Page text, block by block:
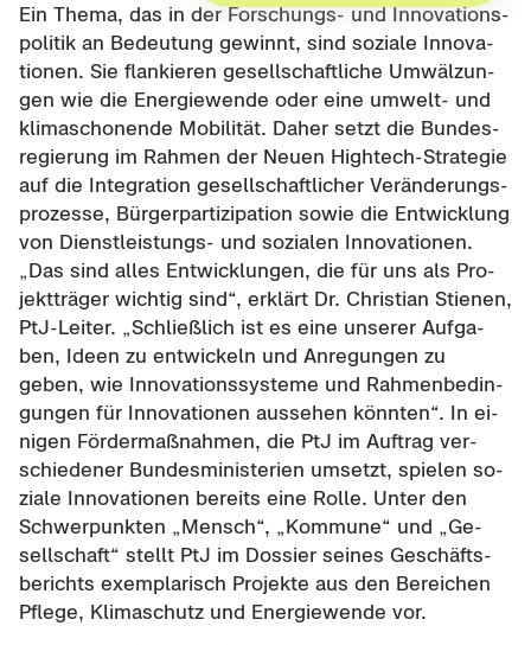
Ein Thema, das in der Forschungs-​ und In­no­va­ti­ons­
po­li­tik an Be­deu­tung ge­winnt, sind so­zia­le In­no­va­
tio­nen. Sie flan­kie­ren ge­sell­schaft­li­che Um­wäl­zun­
gen wie die En­er­gie­wen­de oder eine umwelt-​ und
kli­ma­scho­nen­de Mo­bi­li­tät. Daher setzt die Bun­des­
re­gie­rung im Rah­men der Neuen Hightech-​Strategie
auf die In­te­gra­ti­on ge­sell­schaft­li­cher Ver­än­de­rungs­
pro­zes­se, Bür­ger­par­ti­zi­pa­ti­on sowie die Ent­wick­lung
von Dienstleistungs-​ und so­zia­len In­no­va­tio­nen.
„Das sind alles Ent­wick­lun­gen, die für uns als Pro­
jekt­trä­ger wich­tig sind“, er­klärt Dr. Chris­ti­an Stie­nen,
PtJ-​Leiter. „Schließ­lich ist es eine un­se­rer Auf­ga­
ben, Ideen zu ent­wi­ckeln und An­re­gun­gen zu
geben, wie In­no­va­ti­ons­sys­te­me und Rah­men­be­din­
gun­gen für In­no­va­tio­nen aus­se­hen könn­ten“. In ei­
ni­gen För­der­maß­nah­men, die PtJ im Auf­trag ver­
schie­de­ner Bun­des­mi­nis­te­ri­en um­setzt, spie­len so­
zia­le In­no­va­tio­nen be­reits eine Rolle. Unter den
Schwer­punk­ten „Mensch“, „Kom­mu­ne“ und „Ge­
sell­schaft“ stellt PtJ im Dos­sier sei­nes Ge­schäfts­
be­richts ex­em­pla­risch Pro­jek­te aus den Be­rei­chen
Pfle­ge, Kli­ma­schutz und En­er­gie­wen­de vor.